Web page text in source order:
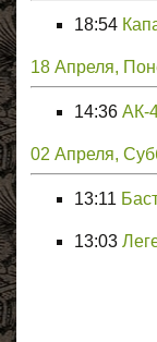
18:54
18 Апреля,
14:36 АК-
02 Апреля,
13:11
13:03